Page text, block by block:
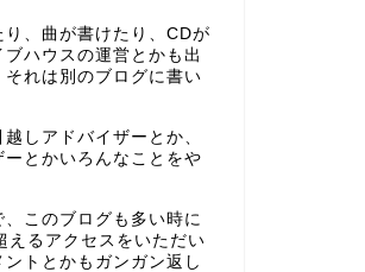
り、曲が書けたり、CDが
ハウスの運営とかも出
れは別のブログに書い
しアドバイザーとか、
ーとかいろんなことをや
このブログも多い時に
えるアクセスをいただい
トとかもガンガン返し